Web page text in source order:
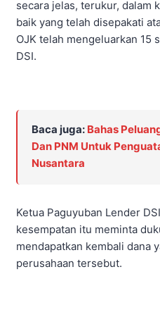
secara jelas, terukur, dalam
baik yang telah disepakati
OJK telah mengeluarkan 15
DSI.
Baca juga: Bahas
Dan PNM Untuk
Nusantara
Ketua Paguyuban Lender
kesempatan itu meminta
mendapatkan kembali dana
perusahaan tersebut.